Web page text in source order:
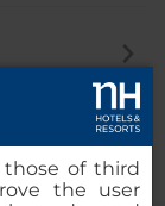
those of third
the user